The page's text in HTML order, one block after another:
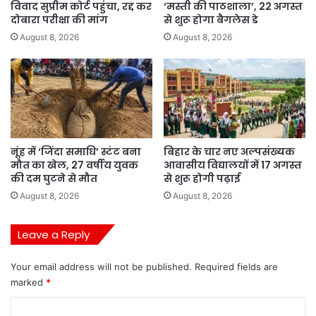
विवाद सुप्रीम कोर्ट पहुंचा, रद्द कर
दोबारा परीक्षा की मांग
August 8, 2026
‘मस्ती की पाठशाला’, 22 अगस्त
से शुरू होगा बैगलेस डे
August 8, 2026
नूंह में ‘जिंदा समाधि’ स्टंट बना
मौत का खेल, 27 वर्षीय युवक
की दम घुटने से मौत
August 8, 2026
बिहार के चार नए अल्पसंख्यक
आवासीय विद्यालयों में 17 अगस्त
से शुरू होगी पढ़ाई
August 8, 2026
Leave a Reply
Your email address will not be published. Required fields are
marked *